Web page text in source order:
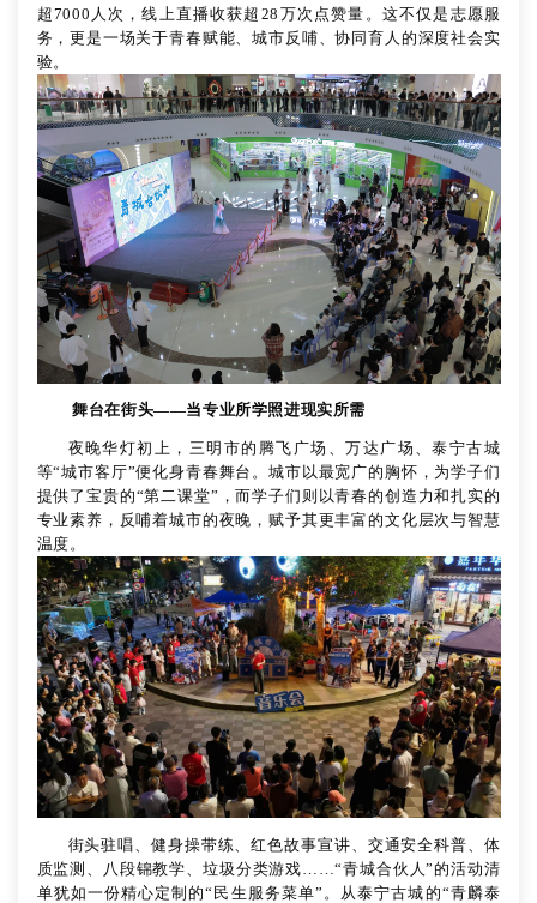
超7000人次，线上直播收获超28万次点赞量。这不仅是志愿服
务，更是一场关于青春赋能、城市反哺、协同育人的深度社会实
验。
舞台在街头——当专业所学照进现实所需
夜晚华灯初上，三明市的腾飞广场、万达广场、泰宁古城
等“城市客厅”便化身青春舞台。城市以最宽广的胸怀，为学子们
提供了宝贵的“第二课堂”，而学子们则以青春的创造力和扎实的
专业素养，反哺着城市的夜晚，赋予其更丰富的文化层次与智慧
温度。
街头驻唱、健身操带练、红色故事宣讲、交通安全科普、体
质监测、八段锦教学、垃圾分类游戏 ……“青城合伙人”的活动清
单犹如一份精心定制的“民生服务菜单”。从泰宁古城的“青麟泰